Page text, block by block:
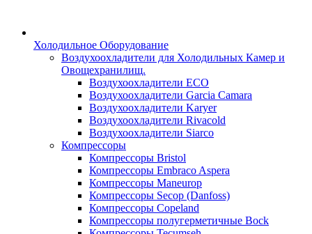
Холодильное Оборудование
Воздухоохладители для Холодильных Камер и
Овощехранилищ.
Воздухоохладители ECO
Воздухоохладители Garcia Camara
Воздухоохладители Karyer
Воздухоохладители Rivacold
Воздухоохладители Siarco
Компрессоры
Компрессоры Bristol
Компрессоры Embraco Aspera
Компрессоры Maneurop
Компрессоры Secop (Danfoss)
Компрессоры Copeland
Компрессоры полугерметичные Bock